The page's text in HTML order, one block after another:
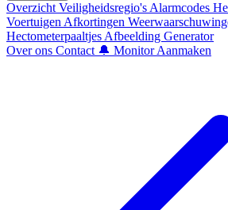
Overzicht Veiligheidsregio's Alarmcodes
Voertuigen Afkortingen
Hectometerpaaltjes Afbeelding Generator
Over ons Contact 🔔 Monitor Aanmaken